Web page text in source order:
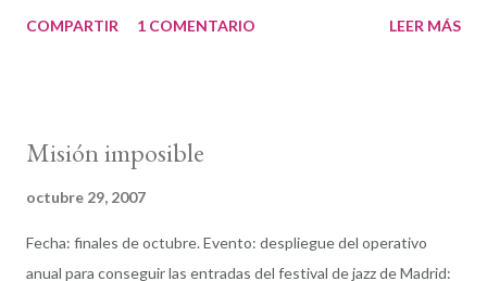
puertorriqueña más destacada de la música instrumental tanto
posiblemente por aquel entonces cuando tomó una decisión
que habría de tener influencia tanto en su carrera como en la
definitiva elección del pequeño Juan Tizol consistió en dejar el
COMPARTIR 1 COMENTARIO LEER MÁS
Misión imposible
octubre 29, 2007
Fecha: finales de octubre. Evento: despliegue del operativo
anual para conseguir las entradas del festival de jazz de Madrid: